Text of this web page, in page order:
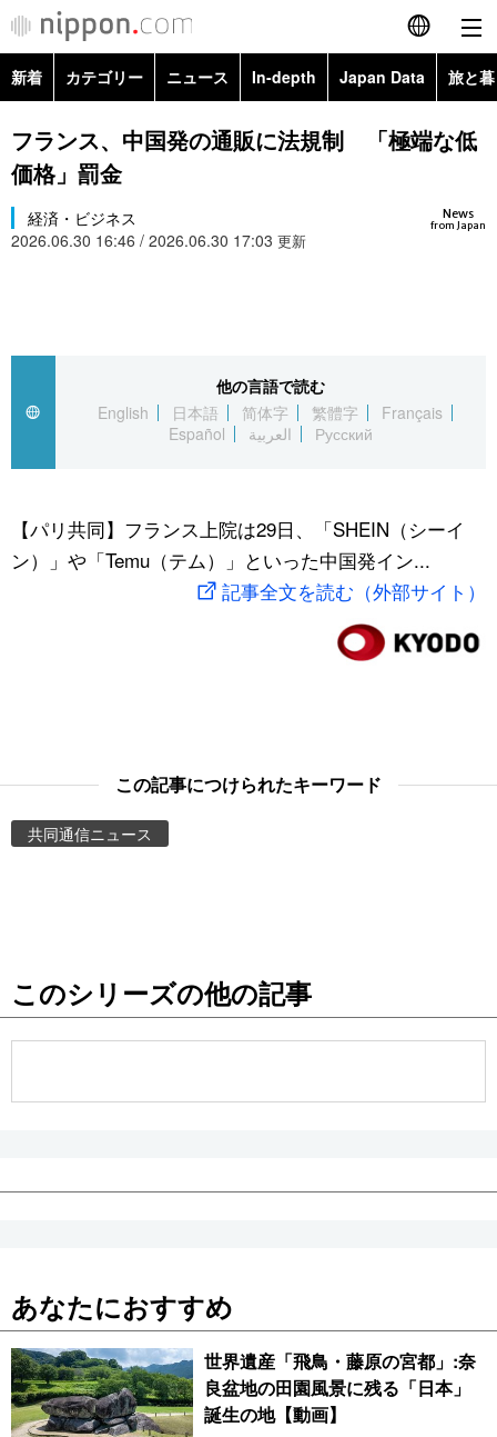
English
简体字
Русский
カテゴリー
国際
社会
文化
アーカイブ
Japan Data
旅と暮らし
動画/Live
Images
People
公式SNS
新着 カテゴリー ニュース In-depth Japan Data 旅と
政治・外交
経済・ビジネス
国際・海外
文化
科学・技術
暮らし
スポーツ・東京2020
Topics
フランス、中国発の通販に法規制 「極端な低
価格」罰金
News
from Japan
経済・ビジネス
2026.06.30 16:46 / 2026.06.30 17:03 更新
他の言語で読む
English
日本語 简体字 繁體字
Français
Español
العربية Русский
【パリ共同】フランス上院は29日、「SHEIN（シーイ
ン）」や「Temu（テム）」といった中国発イン...
記事全文を読む（外部サイト）
この記事につけられたキーワード
共同通信ニュース
このシリーズの他の記事
あなたにおすすめ
世界遺産「飛鳥・藤原の宮都」:奈
良盆地の田園風景に残る「日本」
誕生の地【動画】